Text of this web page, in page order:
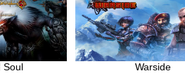
Soul Warside